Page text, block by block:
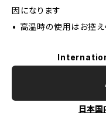
因になります
• 高温時の使用はお控え
日本国